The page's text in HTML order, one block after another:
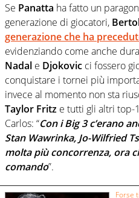
Se Panatta ha fatto un
generazione di giocatori,
generazione che ha
evidenziando come anche
Nadal e Djokovic ci fossero
conquistare i tornei più
invece al momento non sta
Taylor Fritz e tutti gli altri top-
Carlos: “Con i Big 3 c’erano
Stan Wawrinka, Jo-Wilfried
molta più concorrenza, ora
comando”.
Forse